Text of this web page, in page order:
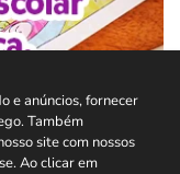
e anúncios, fornecer
Também
site com nossos
Ao clicar em